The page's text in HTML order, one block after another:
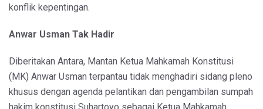
konflik kepentingan.
Anwar Usman Tak Hadir
Diberitakan Antara, Mantan Ketua Mahkamah Konstitusi
(MK) Anwar Usman terpantau tidak menghadiri sidang pleno
khusus dengan agenda pelantikan dan pengambilan sumpah